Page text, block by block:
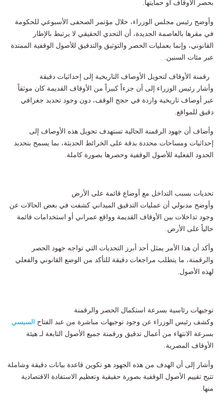
بحصر الأوقاف أو حمايتها.
وأوضح رئيس مجلس الوزراء، خلال مؤتمر الصحفى الأسبوعي للحكومة
في مقرها بالعاصمة الجديدة، أن التحدي الحقيقي لا يرتبط بالإطار
القانوني، وإنما بعمليات الحصر والتوثيق والتدقيق للأصول الوقفية الممتدة
عبر مئات السنين.
رقمنة الأوقاف لتحويل الأوصاف التاريخية إلى إحداثيات دقيقة
وأشار رئيس الوزراء إلى أن جزءاً كبيراً من الأوقاف القديمة كان موثقاً
عبر أوصاف تاريخية واردة في حجج الوقف، دون وجود تحديد جغرافي
دقيق للمواقع.
وأضاف أن جهود الرقمنة الحالية تستهدف تحويل هذه الأوصاف إلى
إحداثيات ومساحات محددة بدقة على الخرائط الحديثة، بما يسمح بتحديد
الحدود الفعلية للأصول الوقفية وحصرها بصورة كاملة.
تحديات بسبب التداخل مع أوضاع قائمة على الأرض
وأوضح مدبولي أن عمليات التدقيق الميداني كشفت في بعض الحالات عن
وجود تداخلات بين الأوقاف القديمة وواقع عمراني أو استخدامات قائمة
حالياً على الأرض.
وأكد أن هذا الأمر يمثل أحد أبرز التحديات التي تواجه جهود الحصر
والرقمنة، ما يتطلب مراجعات دقيقة للتأكد من الوضع القانوني والفعلي
لهذه الأصول.
توجيهات رئاسية بسرعة استكمال الحصر والرقمنة
وكشف رئيس الوزراء عن وجود توجيهات مباشرة من عبد الفتاح
السيسي
بسرعة الانتهاء من أعمال تدقيق ورقمنة جميع الأصول التابعة لـ هيئة
الأوقاف المصرية.
وأشار إلى أن الهدف من هذه الجهود هو تكوين قاعدة بيانات دقيقة وشاملة
تتيح تقييم الأصول الوقفية بصورة حقيقية وتعظيم الاستفادة الاقتصادية
منها.